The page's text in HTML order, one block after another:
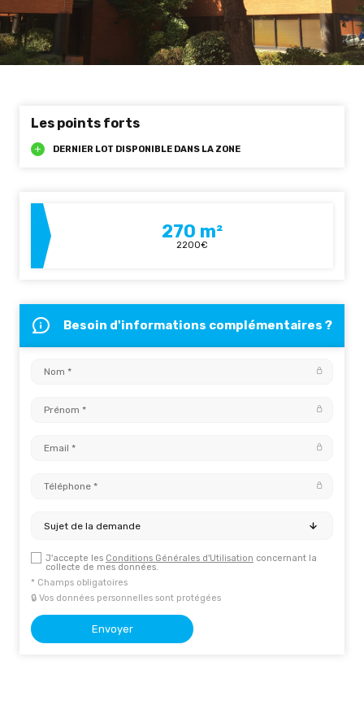
Les points forts
DERNIER LOT DISPONIBLE DANS LA ZONE
270 m²
2200€
Besoin d'informations complémentaires ?
Sujet de la demande
J'accepte les Conditions Générales d'Utilisation concernant la
collecte de mes données.
* Champs obligatoires
🔒 Vos données personnelles sont protégées